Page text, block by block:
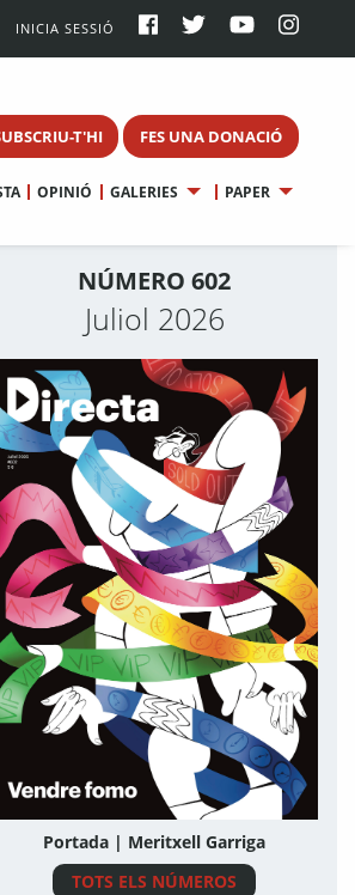
INICIA SESSIÓ
T'HI FES UNA DONACIÓ
OPINIÓ GALERIES PAPER
NÚMERO 602
Juliol 2026
Portada | Meritxell Garriga
TOTS ELS NÚMEROS